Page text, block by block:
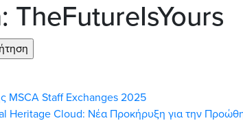
TheFutureIsYours
MSCA Staff Exchanges 2025
Heritage Cloud: Νέα Προκήρυξη για την